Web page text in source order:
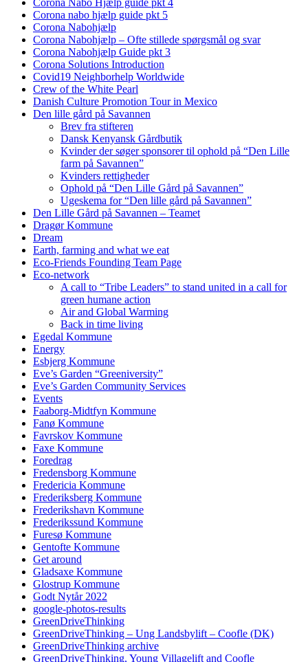
Corona Nabo Hjælp guide pkt 4
Corona nabo hjælp guide pkt 5
Corona Nabohjælp
Corona Nabohjælp – Ofte stillede spørgsmål og svar
Corona Nabohjælp Guide pkt 3
Corona Solutions Introduction
Covid19 Neighborhelp Worldwide
Crew of the White Pearl
Danish Culture Promotion Tour in Mexico
Den lille gård på Savannen
Brev fra stifteren
Dansk Kenyansk Gårdbutik
Kvinder der søger sponsorer til ophold på “Den Lille
farm på Savannen”
Kvinders rettigheder
Ophold på “Den Lille Gård på Savannen”
Ugeskema for “Den lille gård på Savannen”
Den Lille Gård på Savannen – Teamet
Dragør Kommune
Dream
Earth, farming and what we eat
Eco-Friends Founding Team Page
Eco-network
A call to “Tribe Leaders” to stand united in a call for
green humane action
Air and Global Warming
Back in time living
Egedal Kommune
Energy
Esbjerg Kommune
Eve’s Garden “Greeniversity”
Eve’s Garden Community Services
Events
Faaborg-Midtfyn Kommune
Fanø Kommune
Favrskov Kommune
Faxe Kommune
Foredrag
Fredensborg Kommune
Fredericia Kommune
Frederiksberg Kommune
Frederikshavn Kommune
Frederikssund Kommune
Furesø Kommune
Gentofte Kommune
Get around
Gladsaxe Kommune
Glostrup Kommune
Godt Nytår 2022
google-photos-results
GreenDriveThinking
GreenDriveThinking – Ung Landsbylift – Coofle (DK)
GreenDriveThinking archive
GreenDriveThinking, Young Villagelift and Coofle